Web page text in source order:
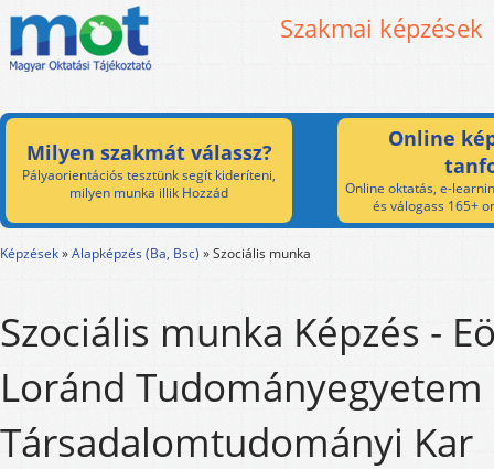
Szakmai képzések
Milyen szakmát válassz?
Pályaorientációs tesztünk segít kideríteni,
milyen munka illik Hozzád
Online
Online oktatás, e-
és válogass 165+
Képzések»Alapképzés (Ba, Bsc) »Szociális munka
Szociális munka Képzés -
Loránd Tudományegyetem
Társadalomtudományi Kar